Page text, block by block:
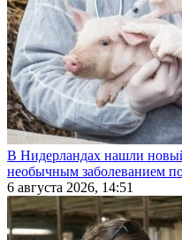
В Нидерландах нашли
необычным заболеванием
6 августа 2026, 14:51